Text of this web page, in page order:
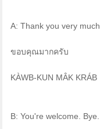
A: Thank you very much.
ขอบคุณมากครับ
KÀWB-KUN MÂK KRÁB
B: You're welcome. Bye.